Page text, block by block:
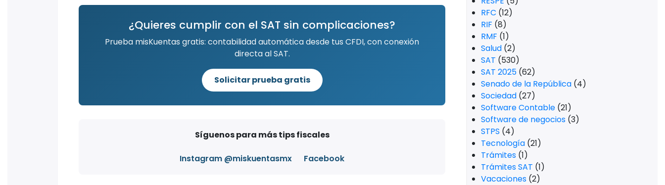
¿Quieres cumplir con el SAT sin complicaciones?
Prueba misKuentas gratis: contabilidad automática desde tus CFDI, con conexión
directa al SAT.
Solicitar prueba gratis
Síguenos para más tips fiscales
Instagram @miskuentasmx Facebook
RFC (12)
RIF (8)
RMF (1)
Salud (2)
SAT (530)
SAT 2025 (62)
Senado de la República (4)
Sociedad (27)
Software Contable (21)
Software de negocios (3)
STPS (4)
Tecnología (21)
Trámites (1)
Trámites SAT (1)
Vacaciones (2)